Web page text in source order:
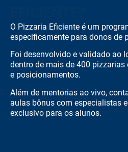
O Pizzaria Eficiente é um
especificamente para donos de
Foi desenvolvido e validado ao
dentro de mais de 400
e posicionamentos.
Além de mentorias ao vivo,
aulas bônus com especialistas
exclusivo para os alunos.